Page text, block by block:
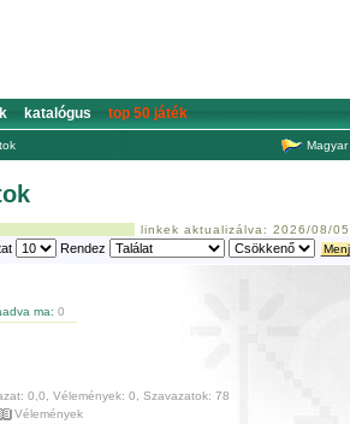
katalógus top 50 játék
Magyar
linkek aktualizálva: 2026/08/05
Rendez
ma: 0
0,0, Vélemények: 0, Szavazatok: 78
Vélemények